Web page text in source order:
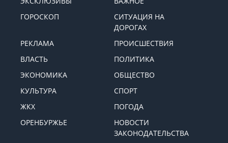
ГОРОСКОП
СИТУАЦИЯ НА
ДОРОГАХ
РЕКЛАМА
ПРОИСШЕСТВИЯ
ВЛАСТЬ
ПОЛИТИКА
ЭКОНОМИКА
ОБЩЕСТВО
КУЛЬТУРА
СПОРТ
ЖКХ
ПОГОДА
ОРЕНБУРЖЬЕ
НОВОСТИ
ЗАКОНОДАТЕЛЬСТВА